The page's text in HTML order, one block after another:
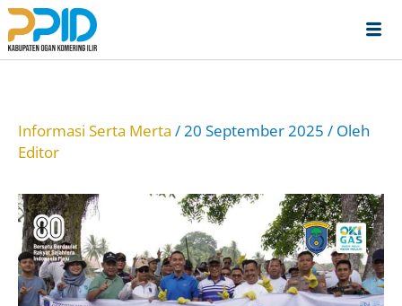
Lewati
ke
Informasi Serta Merta /20 September 2025 / Oleh
Editor